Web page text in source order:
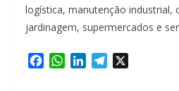
logística, manutenção industrial,
jardinagem, supermercados e
W